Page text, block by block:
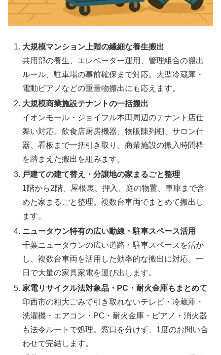
大規模マンション上階の繊細な養生搬出
共用部の養生、エレベーター運用、管理組合の搬出
ルール、駐車場の事前確保まで対応。大型冷蔵庫・
電動ピアノなどの重量物搬出にも応えます。
大規模商業施設テナントの一括搬出
イオンモール・ジョイフル本田周辺のテナント店仕
舞い対応。飲食店厨房機器、物販陳列棚、サロン什
器、看板まで一括引き取り。商業施設の搬入時間枠
を踏まえた搬出を組みます。
戸建ての建て替え・分譲地の家まるごと整理
1階から2階、屋根裏、押入、庭の物置、車庫まで含
めた家まるごと整理。複数台車両でまとめて搬出し
ます。
ニュータウン特有の広い動線・駐車スペース活用
千葉ニュータウンの広い道路・駐車スペースを活か
し、複数台車両を活用した効率的な搬出に対応。一
日で大量の家具家電を運び出します。
家電リサイクル法対象品・PC・耐火金庫もまとめて
印西市の粗大ごみで引き取れないテレビ・冷蔵庫・
洗濯機・エアコン・PC・耐火金庫・ピアノ・消火器
も法令ルートで処理。窓口を分けず、1度のお問い合
わせで完結します。